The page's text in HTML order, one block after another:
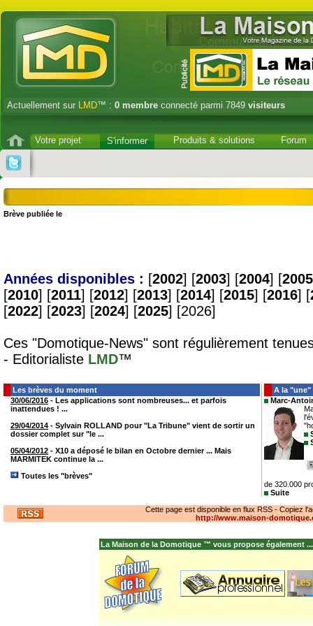
Actuellement sur LMD™ : 0 membre connecté parmi 7849 visiteurs
Votre projet S'informer Produits & solutions Forum
Brève publiée le
Années disponibles : [2002] [2003] [2004] [2005
[2010] [2011] [2012] [2013] [2014] [2015] [2016] [
[2022] [2023] [2024] [2025] [2026]
Ces "Domotique-News" sont régulièrement
- Editorialiste LMD™
Les brèves du moment
30/06/2016 - Les applications sont nombreuses... et parfois
inattendues ! ...
29/04/2014 - Sylvain ROLLAND pour "La Tribune" vient de sortir un
dossier complet sur "le ...
05/04/2012 - X10 a déposé le bilan en Octobre dernier ... Mais
MARMITEK continue la ...
Toutes les "brèves"
A la "une"
Marc-
de 320.000
Suite
Cette page est disponible en flux RSS - Copiez
http://www.maison-
La Maison de la Domotique ™ vous propose également ...